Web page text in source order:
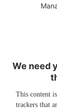
We need
This content
trackers that